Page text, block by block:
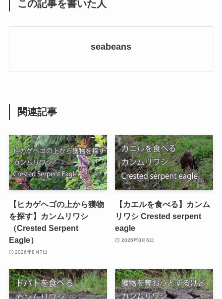
この記事を書いた人
seabeans
関連記事
【ヒカゲヘゴの上から獲物
を探す】カンムリワシ
（Crested Serpent
Eagle）
2026年8月7日
【カエルを食べる】カンム
リワシ Crested serpent
eagle
2026年8月6日